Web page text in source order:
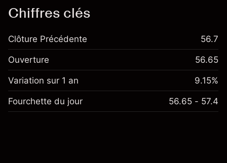
Chiffres clés
Clôture Précédente 56.7
Ouverture 56.65
Variation sur 1 an 9.15%
Fourchette du jour 56.65 - 57.4